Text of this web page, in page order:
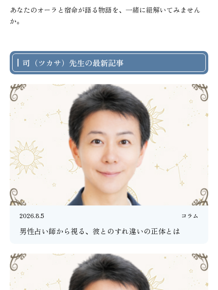
あなたのオーラと宿命が語る物語を、一緒に紐解いてみません
か。
司（ツカサ）先生の最新記事
2026.8.5 コラム
男性占い師から視る、彼とのすれ違いの正体とは